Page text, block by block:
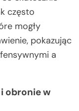
często
mogły
pokazując
a
obronie w